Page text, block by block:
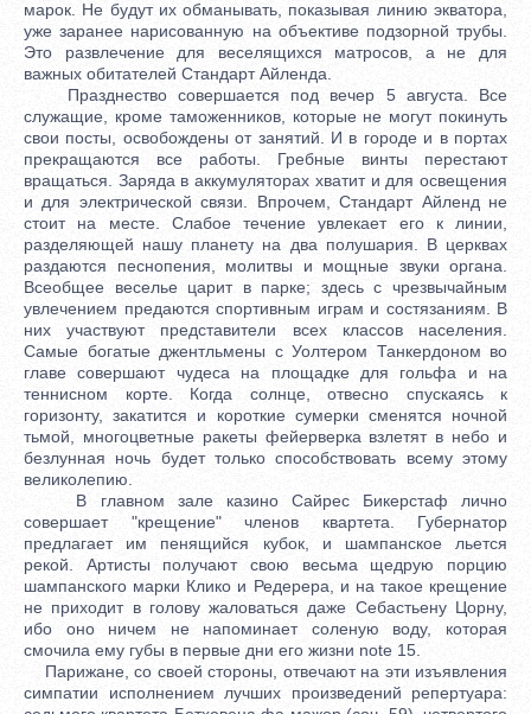
марок. Не будут их обманывать, показывая линию экватора,
уже заранее нарисованную на объективе подзорной трубы.
Это развлечение для веселящихся матросов, а не для
важных обитателей Стандарт Айленда.
Празднество совершается под вечер 5 августа. Все
служащие, кроме таможенников, которые не могут покинуть
свои посты, освобождены от занятий. И в городе и в портах
прекращаются все работы. Гребные винты перестают
вращаться. Заряда в аккумуляторах хватит и для освещения
и для электрической связи. Впрочем, Стандарт Айленд не
стоит на месте. Слабое течение увлекает его к линии,
разделяющей нашу планету на два полушария. В церквах
раздаются песнопения, молитвы и мощные звуки органа.
Всеобщее веселье царит в парке; здесь с чрезвычайным
увлечением предаются спортивным играм и состязаниям. В
них участвуют представители всех классов населения.
Самые богатые джентльмены с Уолтером Танкердоном во
главе совершают чудеса на площадке для гольфа и на
теннисном корте. Когда солнце, отвесно спускаясь к
горизонту, закатится и короткие сумерки сменятся ночной
тьмой, многоцветные ракеты фейерверка взлетят в небо и
безлунная ночь будет только способствовать всему этому
великолепию.
В главном зале казино Сайрес Бикерстаф лично
совершает "крещение" членов квартета. Губернатор
предлагает им пенящийся кубок, и шампанское льется
рекой. Артисты получают свою весьма щедрую порцию
шампанского марки Клико и Редерера, и на такое крещение
не приходит в голову жаловаться даже Себастьену Цорну,
ибо оно ничем не напоминает соленую воду, которая
смочила ему губы в первые дни его жизни note 15.
Парижане, со своей стороны, отвечают на эти изъявления
симпатии исполнением лучших произведений репертуара: